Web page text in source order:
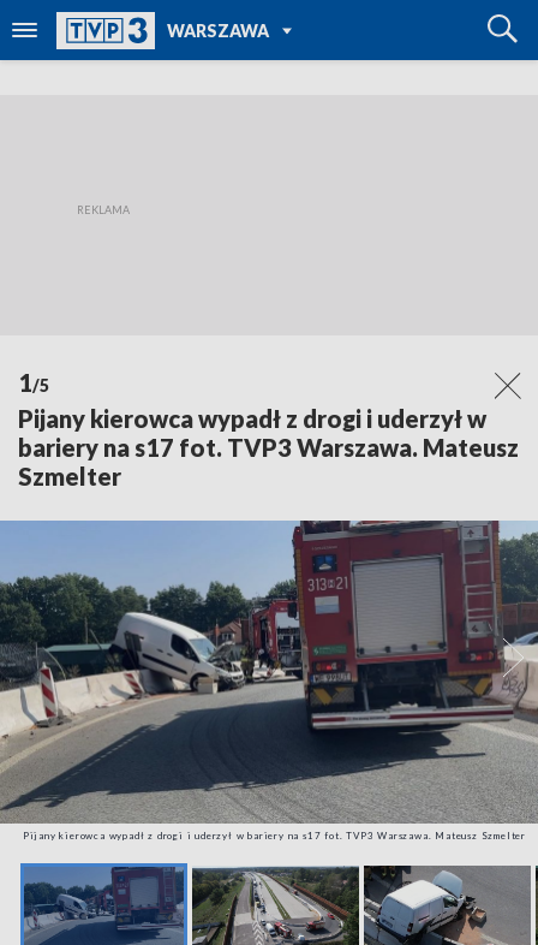
WARSZAWA
TVP REGIONY
1/5
Pijany kierowca wypadł z drogi i uderzył w
bariery na s17 fot. TVP3 Warszawa. Mateusz
Szmelter
Pijany kierowca wypadł z drogi i uderzył w bariery na s17 fot. TVP3 Warszawa. Mateusz Szmelter